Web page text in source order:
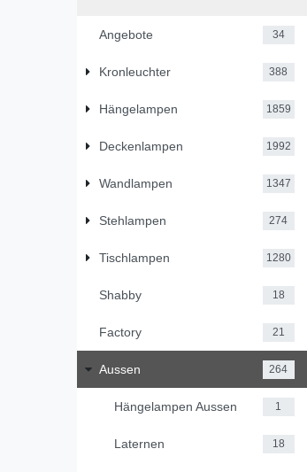
Angebote 34
Kronleuchter 388
Hängelampen 1859
Deckenlampen 1992
Wandlampen 1347
Stehlampen 274
Tischlampen 1280
Shabby 18
Factory 21
Aussen 264
Hängelampen Aussen 1
Laternen 18